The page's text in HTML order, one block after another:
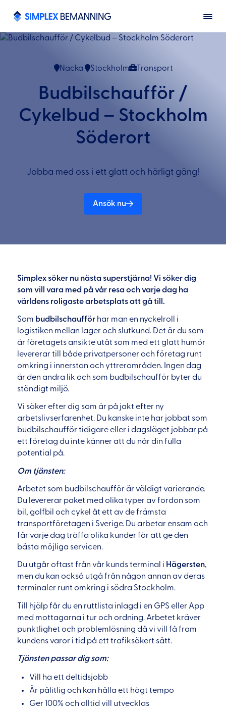
Nacka Stockholm Transport
Budbilschaufför /
Cykelbud – Stockholm
Söderort
Jobba med oss i ett glatt och härligt gäng!
Ansök nu
Simplex söker nu nästa superstjärna! Vi söker dig
som vill vara med på vår resa och varje dag ha
världens roligaste arbetsplats att gå till.
Som budbilschaufför har man en nyckelroll i
logistiken mellan lager och slutkund. Det är du som
är företagets ansikte utåt som med ett glatt humör
levererar till både privatpersoner och företag runt
omkring i innerstan och yttrerområden. Ingen dag
är den andra lik och som budbilschaufför byter du
ständigt miljö.
Vi söker efter dig som är på jakt efter ny
arbetslivserfarenhet. Du kanske inte har jobbat som
budbilschaufför tidigare eller i dagsläget jobbar på
ett företag du inte känner att du når din fulla
potential på.
Om tjänsten:
Arbetet som budbilschaufför är väldigt varierande.
Du levererar paket med olika typer av fordon som
bil, golfbil och cykel åt ett av de främsta
transportföretagen i Sverige. Du arbetar ensam och
får varje dag träffa olika kunder för att ge den
bästa möjliga servicen.
Du utgår oftast från vår kunds terminal i Hägersten,
men du kan också utgå från någon annan av deras
terminaler runt omkring i södra Stockholm.
Till hjälp får du en ruttlista inlagd i en GPS eller App
med mottagarna i tur och ordning. Arbetet kräver
punktlighet och problemlösning då vi vill få fram
kundens varor i tid på ett trafiksäkert sätt.
Tjänsten passar dig som:
Vill ha ett deltidsjobb
Är pålitlig och kan hålla ett högt tempo
Ger 100% och alltid vill utvecklas